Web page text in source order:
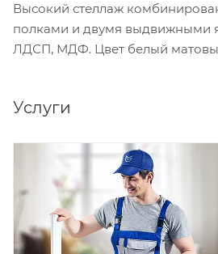
Высокий стеллаж
полками и двумя выдвижными
ЛДСП, МДФ. Цвет белый
Услуги